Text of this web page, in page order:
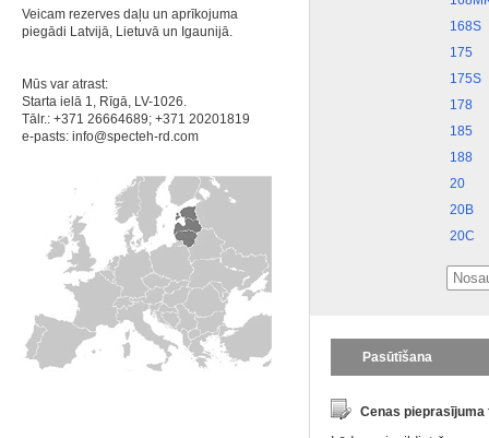
Veicam rezerves daļu un aprīkojuma
piegādi Latvijā, Lietuvā un Igaunijā.
Mūs var atrast:
Starta ielā 1, Rīgā, LV-1026.
Tālr.: +371 26664689; +371 20201819
e-pasts: info@specteh-rd.com
168S
175
175S
178
185
188
20
20B
20C
Pasūtīšana
Cenas pieprasījuma